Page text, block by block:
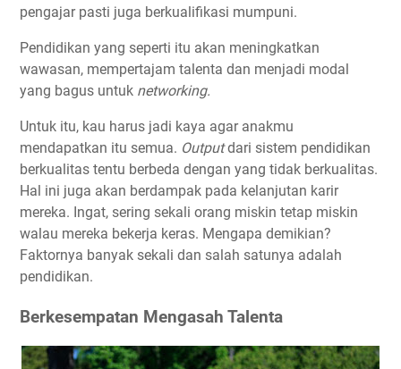
pengajar pasti juga berkualifikasi mumpuni.
Pendidikan yang seperti itu akan meningkatkan
wawasan, mempertajam talenta dan menjadi modal
yang bagus untuk networking.
Untuk itu, kau harus jadi kaya agar anakmu
mendapatkan itu semua. Outputdari sistem pendidikan
berkualitas tentu berbeda dengan yang tidak berkualitas.
Hal ini juga akan berdampak pada kelanjutan karir
mereka. Ingat, sering sekali orang miskin tetap miskin
walau mereka bekerja keras. Mengapa demikian?
Faktornya banyak sekali dan salah satunya adalah
pendidikan.
Berkesempatan Mengasah Talenta